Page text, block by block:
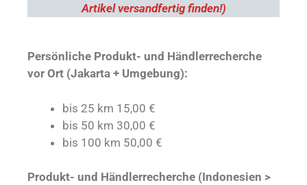
Artikel versandfertig finden!)
Persönliche Produkt- und Händlerrecherche
vor Ort (Jakarta + Umgebung):
bis 25 km 15,00 €
bis 50 km 30,00 €
bis 100 km 50,00 €
Produkt- und Händlerrecherche (Indonesien >